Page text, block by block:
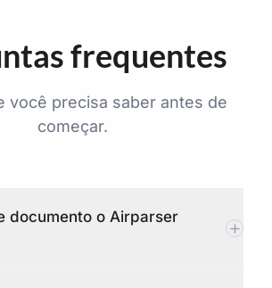
frequentes
você precisa saber antes de
começar.
documento o Airparser